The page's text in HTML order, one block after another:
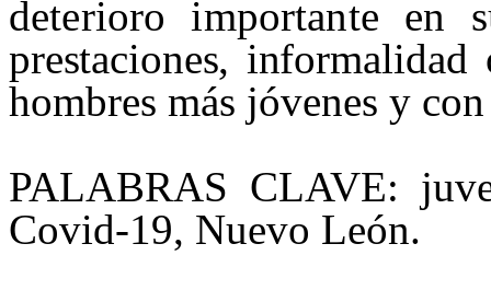
deterioro importante en
prestaciones, informalidad
hombres más jóvenes y
PALABRAS CLAVE:
Covid-19, Nuevo León.